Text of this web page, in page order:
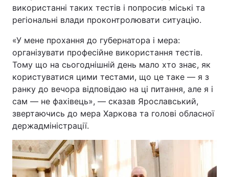
використанні таких тестів і попросив міські та
регіональні влади проконтролювати ситуацію.
«У мене прохання до губернатора і мера:
організувати професійне використання тестів.
Тому що на сьогоднішній день мало хто знає, як
користуватися цими тестами, що це таке — я з
ранку до вечора відповідаю на ці питання, але я і
сам — не фахівець», — сказав Ярославський,
звертаючись до мера Харкова та голові обласної
держадміністрації.